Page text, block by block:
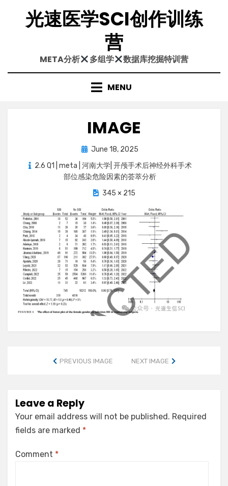
content光速医学SCI创作训练
营
META分析 多组学 数据库挖掘特训营
MENU
IMAGE
Posted
June 18, 2025
2.6 Q1 | meta | 河南大学| 开颅手术后神经外科手术
部位感染危险因素的荟萃分析
345 × 215
PREVIOUS IMAGE NEXT IMAGE
Leave a Reply
Your email address will not be published. Required
fields are marked *
Comment *